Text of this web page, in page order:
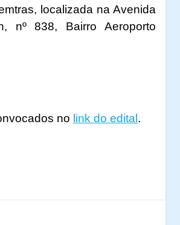
localizada na Avenida
nº 838, Bairro Aeroporto
no link do edital .